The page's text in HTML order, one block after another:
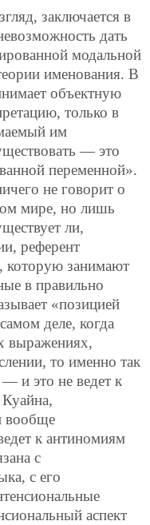
заключается в
дать
модальной
именования. В
объектную
только в
им
— это
переменной».
не говорит о
мире, но лишь
ли,
референт
которую занимают
в правильно
«позицией
деле, когда
выражениях,
то именно так
и это не ведет к
вообще
к антиномиям
с
с его
аспект